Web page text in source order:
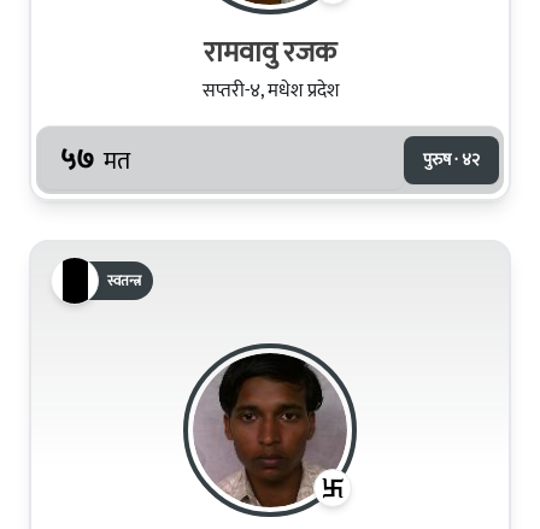
रामवावु रजक
सप्तरी-४, मधेश प्रदेश
५७ मत पुरुष · ४२
स्वतन्त्र